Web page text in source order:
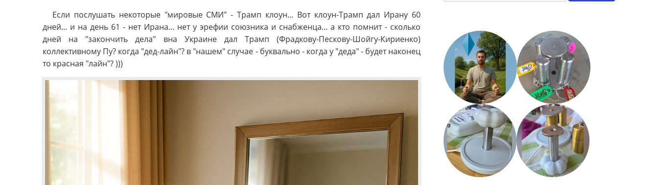
Если послушать некоторые "мировые СМИ" - Трамп клоун... Вот клоун-Трамп дал Ирану 60
дней... и на день 61 - нет Ирана... нет у эрефии союзника и снабженца... а кто помнит - сколько
дней на "закончить дела" вна Украине дал Трамп (Фрадкову-Пескову-Шойгу-Кириенко)
коллективному Пу? когда "дед-лайн"? в "нашем" случае - буквально - когда у "деда" - будет наконец
то красная "лайн"? )))